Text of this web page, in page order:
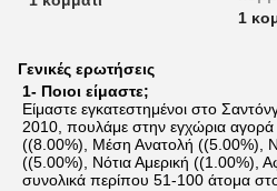
1
Γενικές ερωτήσεις
1- Ποιοι είμαστε;
Είμαστε εγκατεστημένοι στο
2010, πουλάμε στην εγχώρια
((8.00%), Μέση Ανατολή ((5.00%),
((5.00%), Νότια Αμερική ((1.00%),
συνολικά περίπου 51-100 άτομα